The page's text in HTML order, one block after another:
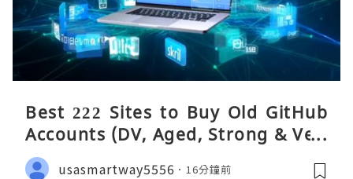
Best 222 Sites to Buy Old GitHub
Accounts (DV, Aged, Strong & Veri
fied)
usasmartway5556 16分鐘前